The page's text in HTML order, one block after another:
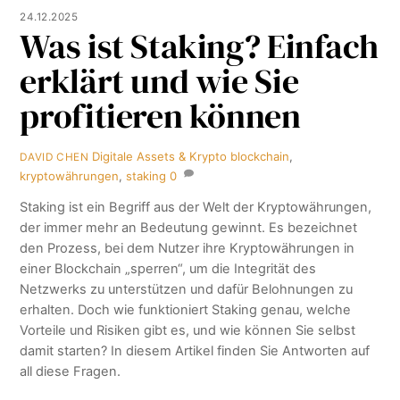
24.12.2025
Was ist Staking? Einfach
erklärt und wie Sie
profitieren können
DAVID CHEN Digitale Assets & Krypto blockchain,
kryptowährungen,staking 0
Staking ist ein Begriff aus der Welt der Kryptowährungen,
der immer mehr an Bedeutung gewinnt. Es bezeichnet
den Prozess, bei dem Nutzer ihre Kryptowährungen in
einer Blockchain „sperren“, um die Integrität des
Netzwerks zu unterstützen und dafür Belohnungen zu
erhalten. Doch wie funktioniert Staking genau, welche
Vorteile und Risiken gibt es, und wie können Sie selbst
damit starten? In diesem Artikel finden Sie Antworten auf
all diese Fragen.